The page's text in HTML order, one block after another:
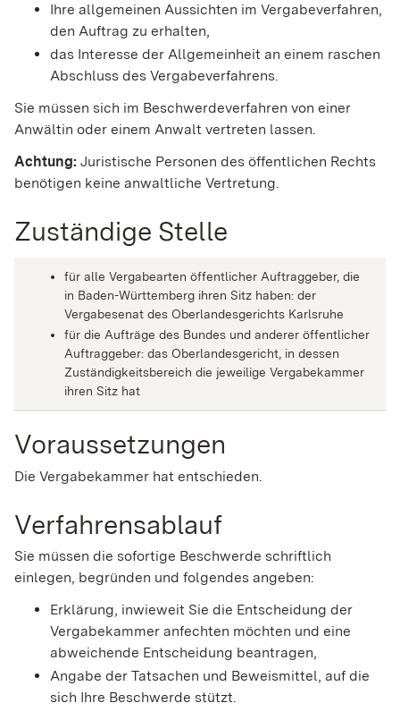
Ihre allgemeinen Aussichten im Vergabeverfahren,
den Auftrag zu erhalten,
das Interesse der Allgemeinheit an einem raschen
Abschluss des Vergabeverfahrens.
Sie müssen sich im Beschwerdeverfahren von einer
Anwältin oder einem Anwalt vertreten lassen.
Achtung: Juristische Personen des öffentlichen Rechts
benötigen keine anwaltliche Vertretung.
Zuständige Stelle
für alle Vergabearten öffentlicher Auftraggeber, die
in Baden-Württemberg ihren Sitz haben: der
Vergabesenat des Oberlandesgerichts Karlsruhe
für die Aufträge des Bundes und anderer öffentlicher
Auftraggeber: das Oberlandesgericht, in dessen
Zuständigkeitsbereich die jeweilige Vergabekammer
ihren Sitz hat
Voraussetzungen
Die Vergabekammer hat entschieden.
Verfahrensablauf
Sie müssen die sofortige Beschwerde schriftlich
einlegen, begründen und folgendes angeben:
Erklärung, inwieweit Sie die Entscheidung der
Vergabekammer anfechten möchten und eine
abweichende Entscheidung beantragen,
Angabe der Tatsachen und Beweismittel, auf die
sich Ihre Beschwerde stützt.